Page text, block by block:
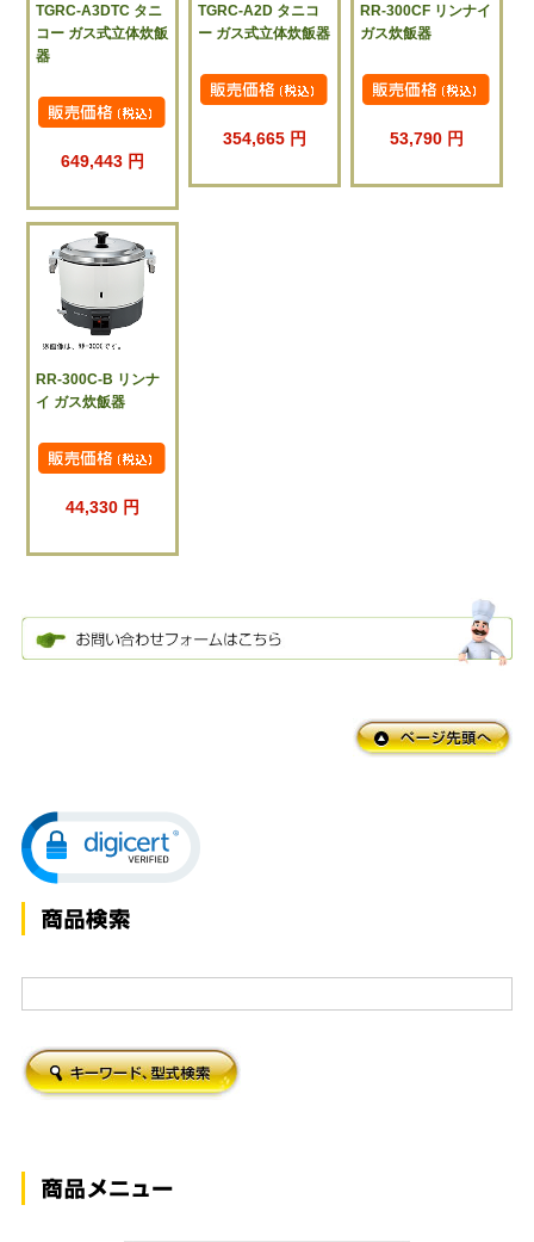
TGRC-A3DTC タニ
コー ガス式立体炊飯
器
649,443 円
TGRC-A2D タニコ
ー ガス式立体炊飯器
354,665 円
RR-300CF リンナイ
ガス炊飯器
53,790 円
RR-300C-B リンナ
イ ガス炊飯器
44,330 円